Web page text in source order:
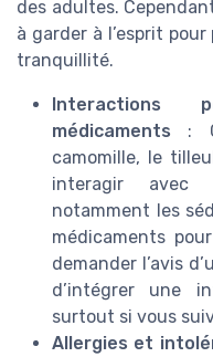
des adultes.
à garder à l’esprit
tranquillité.
Interactions
médicaments :
camomille, le
interagir avec
notamment les
médicaments
demander l’avis
d’intégrer une
surtout si vous
Allergies et